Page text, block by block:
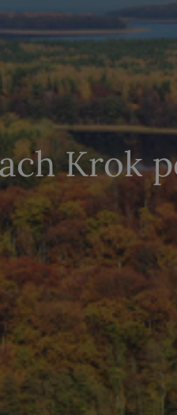
Krok